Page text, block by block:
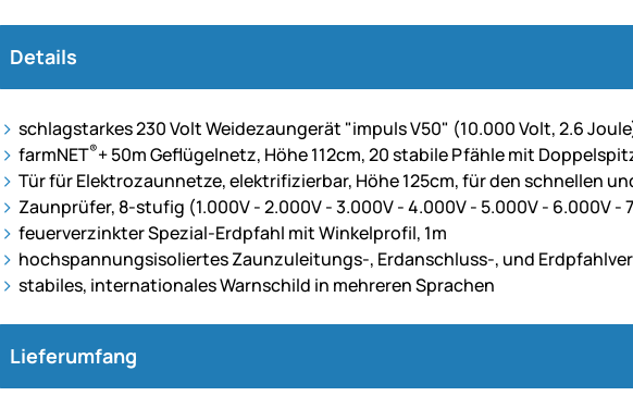
Details
schlagstarkes 230 Volt Weidezaungerät "impuls V50" (10.000 Volt, 2.6
farmNET®+ 50m Geflügelnetz, Höhe 112cm, 20 stabile Pfähle mit
Tür für Elektrozaunnetze, elektrifizierbar, Höhe 125cm, für den schnellen
Zaunprüfer, 8-stufig (1.000V - 2.000V - 3.000V - 4.000V - 5.000V - 6.000V -
feuerverzinkter Spezial-Erdpfahl mit Winkelprofil, 1m
hochspannungsisoliertes Zaunzuleitungs-, Erdanschluss-, und
stabiles, internationales Warnschild in mehreren Sprachen
Lieferumfang